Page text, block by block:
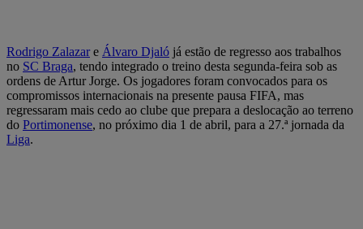
Rodrigo Zalazare Álvaro Djaló já estão de regresso aos trabalhos
no SC Braga, tendo integrado o treino desta segunda-feira sob as
ordens de Artur Jorge. Os jogadores foram convocados para os
compromissos internacionais na presente pausa FIFA, mas
regressaram mais cedo ao clube que prepara a deslocação ao terreno
do Portimonense, no próximo dia 1 de abril, para a 27.ª jornada da
Liga.